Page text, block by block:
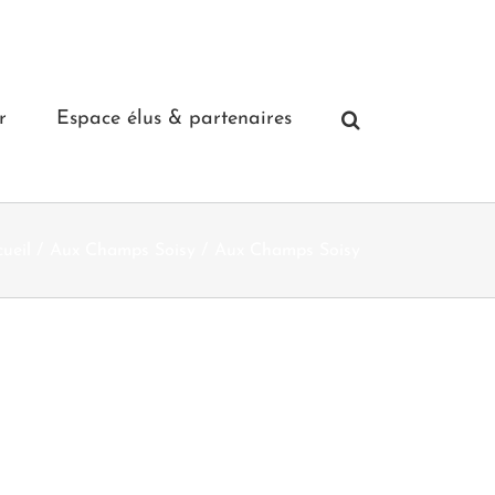
Espace élus & partenaires